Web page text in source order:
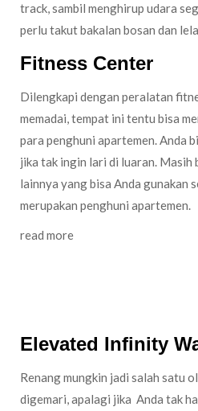
track, sambil menghirup udara
perlu takut bakalan bosan dan
Fitness Center
Dilengkapi dengan peralatan
memadai, tempat ini tentu bisa
para penghuni apartemen. Anda
jika tak ingin lari di luaran.
lainnya yang bisa Anda gunakan
merupakan penghuni apartemen.
read more
Elevated Infinity
Renang mungkin jadi salah satu
digemari, apalagi jika Anda tak